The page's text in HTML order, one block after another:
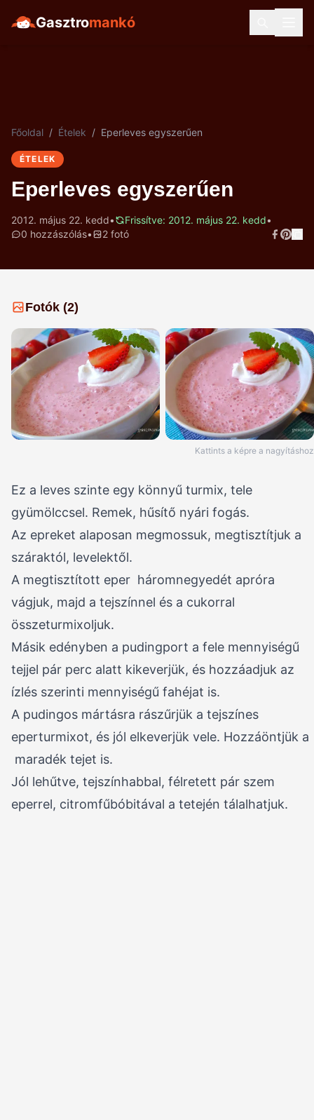
Gasztromankó
Főoldal / Ételek / Eperleves egyszerűen
ÉTELEK
Eperleves egyszerűen
2012. május 22. kedd• Frissítve: 2012. május 22. kedd•
0 hozzászólás• 2 fotó
Fotók (2)
Kattints a képre a nagyításhoz
Ez a leves szinte egy könnyű turmix, tele
gyümölccsel. Remek, hűsítő nyári fogás.
Az epreket alaposan megmossuk, megtisztítjuk a
száraktól, levelektől.
A megtisztított eper háromnegyedét apróra
vágjuk, majd a tejszínnel és a cukorral
összeturmixoljuk.
Másik edényben a pudingport a fele mennyiségű
tejjel pár perc alatt kikeverjük, és hozzáadjuk az
ízlés szerinti mennyiségű fahéjat is.
A pudingos mártásra rászűrjük a tejszínes
eperturmixot, és jól elkeverjük vele. Hozzáöntjük a
maradék tejet is.
Jól lehűtve, tejszínhabbal, félretett pár szem
eperrel, citromfűbóbitával a tetején tálalhatjuk.